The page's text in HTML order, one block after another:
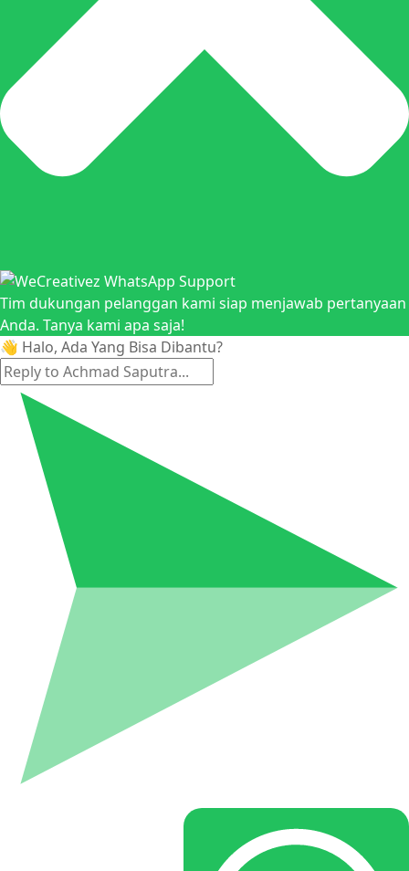
Tim dukungan pelanggan kami siap menjawab pertanyaan
Anda. Tanya kami apa saja!
👋 Halo, Ada Yang Bisa Dibantu?